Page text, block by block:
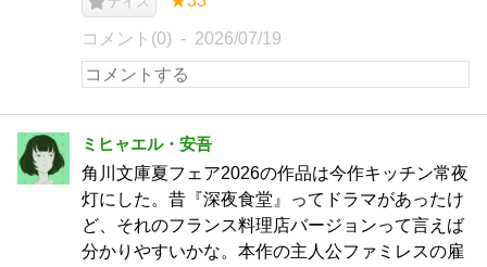
コメント(0) 2026/07/19
ミヒャエル・安吾
角川文庫夏フェア2026の作品は今作キッチン常夜
灯にした。昔『深夜食堂』ってドラマがあったけ
ど、それのフランス料理店バージョンって言えば
分かりやすいかな。本作の主人公ファミレスの雇